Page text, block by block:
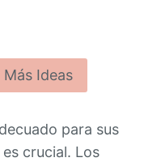
Ideas
para sus
crucial. Los